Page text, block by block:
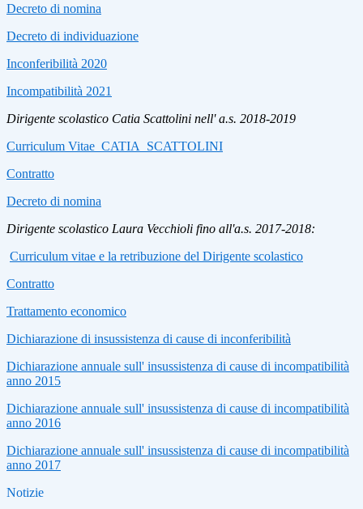
Decreto di nomina
Decreto di individuazione
Inconferibilità 2020
Incompatibilità 2021
Dirigente scolastico Catia Scattolini nell' a.s. 2018-2019
Curriculum Vitae_CATIA_SCATTOLINI
Contratto
Decreto di nomina
Dirigente scolastico Laura Vecchioli fino all'a.s. 2017-2018:
Curriculum vitae e la retribuzione del Dirigente scolastico
Contratto
Trattamento economico
Dichiarazione di insussistenza di cause di inconferibilità
Dichiarazione annuale sull' insussistenza di cause di incompatibilità
anno 2015
Dichiarazione annuale sull' insussistenza di cause di incompatibilità
anno 2016
Dichiarazione annuale sull' insussistenza di cause di incompatibilità
anno 2017
Notizie